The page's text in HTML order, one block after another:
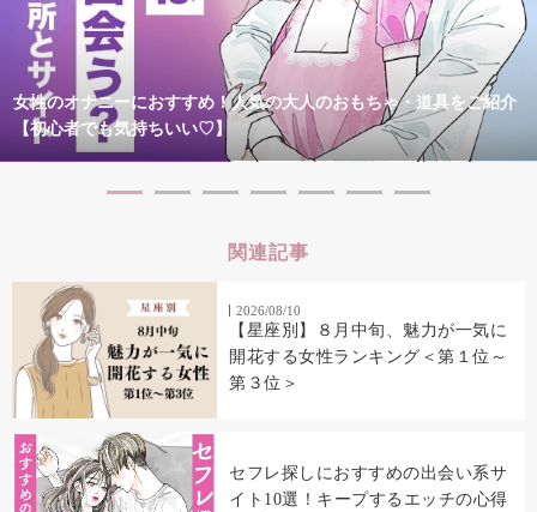
女性のオナニーにおすすめ！人気の大人のおもちゃ・道具をご紹介
【初心者でも気持ちいい♡】
関連記事
2026/08/10
【星座別】８月中旬、魅力が一気に
開花する女性ランキング＜第１位～
第３位＞
セフレ探しにおすすめの出会い系サ
イト10選！キープするエッチの心得